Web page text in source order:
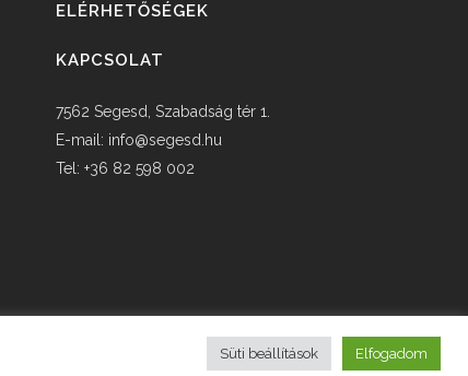
ELÉRHETŐSÉGEK
KAPCSOLAT
7562 Segesd, Szabadság tér 1.
E-mail: info@segesd.hu
Tel: +36 82 598 002
Süti beállítások Elfogadom